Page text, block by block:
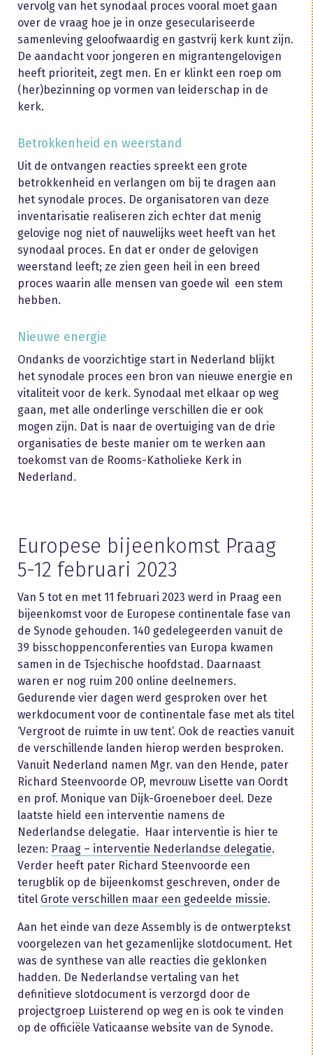
vervolg van het synodaal proces vooral moet gaan
over de vraag hoe je in onze geseculariseerde
samenleving geloofwaardig en gastvrij kerk kunt zijn.
De aandacht voor jongeren en migrantengelovigen
heeft prioriteit, zegt men. En er klinkt een roep om
(her)bezinning op vormen van leiderschap in de
kerk.
Betrokkenheid en weerstand
Uit de ontvangen reacties spreekt een grote
betrokkenheid en verlangen om bij te dragen aan
het synodale proces. De organisatoren van deze
inventarisatie realiseren zich echter dat menig
gelovige nog niet of nauwelijks weet heeft van het
synodaal proces. En dat er onder de gelovigen
weerstand leeft; ze zien geen heil in een breed
proces waarin alle mensen van goede wil een stem
hebben.
Nieuwe energie
Ondanks de voorzichtige start in Nederland blijkt
het synodale proces een bron van nieuwe energie en
vitaliteit voor de kerk. Synodaal met elkaar op weg
gaan, met alle onderlinge verschillen die er ook
mogen zijn. Dat is naar de overtuiging van de drie
organisaties de beste manier om te werken aan
toekomst van de Rooms-Katholieke Kerk in
Nederland.
Europese bijeenkomst Praag
5-12 februari 2023
Van 5 tot en met 11 februari 2023 werd in Praag een
bijeenkomst voor de Europese continentale fase van
de Synode gehouden. 140 gedelegeerden vanuit de
39 bisschoppenconferenties van Europa kwamen
samen in de Tsjechische hoofdstad. Daarnaast
waren er nog ruim 200 online deelnemers.
Gedurende vier dagen werd gesproken over het
werkdocument voor de continentale fase met als titel
‘Vergroot de ruimte in uw tent’. Ook de reacties vanuit
de verschillende landen hierop werden besproken.
Vanuit Nederland namen Mgr. van den Hende, pater
Richard Steenvoorde OP, mevrouw Lisette van Oordt
en prof. Monique van Dijk-Groeneboer deel. Deze
laatste hield een interventie namens de
Nederlandse delegatie. Haar interventie is hier te
lezen: Praag – interventie Nederlandse delegatie.
Verder heeft pater Richard Steenvoorde een
terugblik op de bijeenkomst geschreven, onder de
titel Grote verschillen maar een gedeelde missie.
Aan het einde van deze Assembly is de ontwerptekst
voorgelezen van het gezamenlijke slotdocument. Het
was de synthese van alle reacties die geklonken
hadden. De Nederlandse vertaling van het
definitieve slotdocument is verzorgd door de
projectgroep Luisterend op weg en is ook te vinden
op de officiële Vaticaanse website van de Synode.